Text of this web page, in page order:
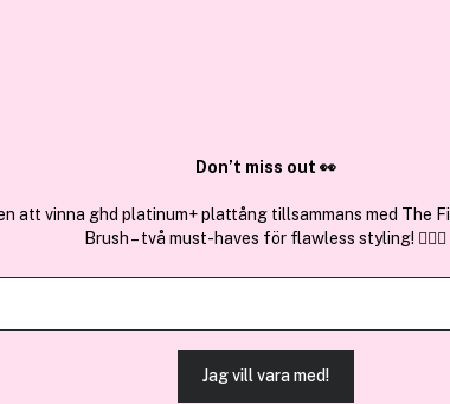
✓
Black Opium Eau
Don’t miss out 👀
att vinna ghd platinum+ plattång tillsammans med The
Brush – två must-haves för flawless styling! 💇‍♀️✨
Jag vill vara med!